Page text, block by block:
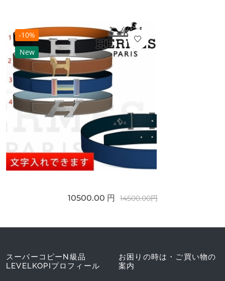
-10%
New
10500.00 円 14500.00円
スーパーコピーN級品
LEVELKOPIプロフィール
お困りの時は・ご買い物の
案内